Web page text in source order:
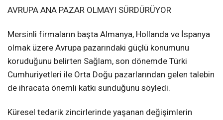
AVRUPA ANA PAZAR OLMAYI SÜRDÜRÜYOR
Mersinli firmaların başta Almanya, Hollanda ve İspanya
olmak üzere Avrupa pazarındaki güçlü konumunu
koruduğunu belirten Sağlam, son dönemde Türki
Cumhuriyetleri ile Orta Doğu pazarlarından gelen talebin
de ihracata önemli katkı sunduğunu söyledi.
Küresel tedarik zincirlerinde yaşanan değişimlerin